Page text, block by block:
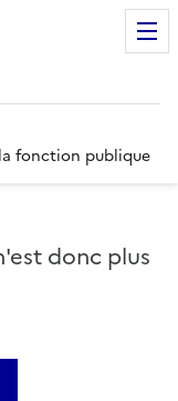
fonction publique
donc plus